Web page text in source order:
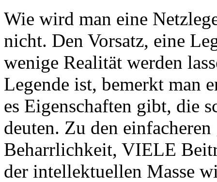
Wie wird man eine
nicht. Den Vorsatz, eine
wenige Realität werden
Legende ist, bemerkt man
es Eigenschaften gibt, die
deuten. Zu den
Beharrlichkeit, VIELE
der intellektuellen Masse